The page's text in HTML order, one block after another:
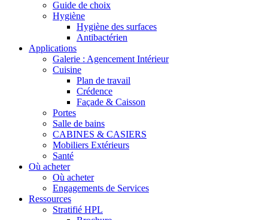
Guide de choix
Hygiène
Hygiène des surfaces
Antibactérien
Applications
Galerie : Agencement Intérieur
Cuisine
Plan de travail
Crédence
Façade & Caisson
Portes
Salle de bains
CABINES & CASIERS
Mobiliers Extérieurs
Santé
Où acheter
Où acheter
Engagements de Services
Ressources
Stratifié HPL